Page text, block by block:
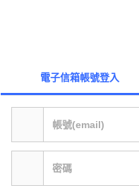
電子信箱帳號登入